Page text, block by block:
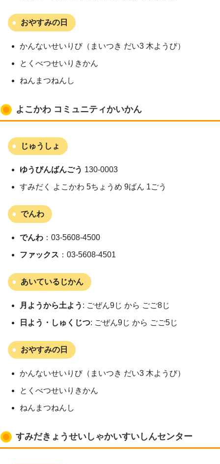
おやすみの日
かんないせいりび（まいつき だい3 木ようび）
とくべつせいりきかん
ねんまつねんし
よこかわ コミュニティかいかん
じゅうしょ
ゆうびんばんごう 130-0003
すみだく よこかわ 5ちょうめ 9ばん 1ごう
でんわ
でんわ ：03-5608-4500
ファックス ：03-5608-4501
あいているじかん
月ようから土よう : ごぜん9じ から ごご8じ
日よう・しゅくじつ: ごぜん9じ から ごご5じ
おやすみの日
かんないせいりび（まいつき だい3 木ようび）
とくべつせいりきかん
ねんまつねんし
すみだきょうせいしゃかいすいしんセンター